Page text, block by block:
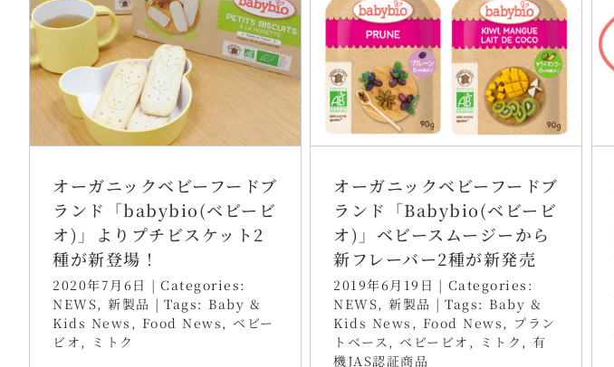
オーガニックベビーフードブ
ランド「babybio(ベビービ
オ)」よりプチビスケット2
種が新登場！
2020年7月6日 | Categories:
NEWS, 新製品 | Tags: Baby &
Kids News , Food News , ベビー
ビオ , ミトク
オーガニックベビーフードブ
ランド「Babybio(ベビービ
オ)」ベビースムージーから
新フレーバー2種が新発売
2019年6月19日 | Categories:
NEWS, 新製品 | Tags: Baby &
Kids News , Food News , プラン
トベース , ベビービオ , ミトク , 有
機JAS認証商品